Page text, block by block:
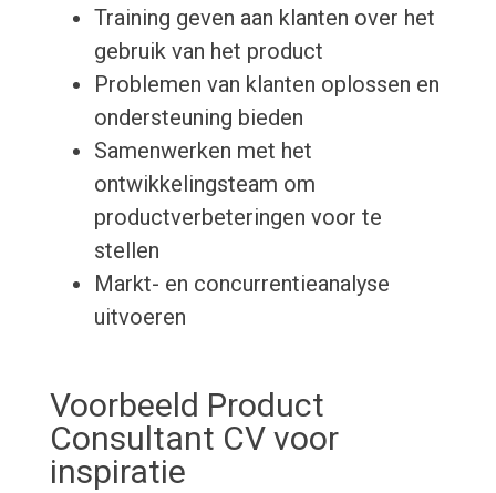
Training geven aan klanten over het
gebruik van het product
Problemen van klanten oplossen en
ondersteuning bieden
Samenwerken met het
ontwikkelingsteam om
productverbeteringen voor te
stellen
Markt- en concurrentieanalyse
uitvoeren
Voorbeeld Product
Consultant CV voor
inspiratie